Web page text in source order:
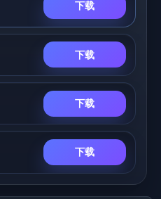
下载
下载
下载
下载